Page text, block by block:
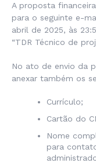
A proposta
para o seguinte e-
abril de 2025, às
“TDR Técnico de
No ato de envio da
anexar também os
Currículo;
Cartão do
Nome
para